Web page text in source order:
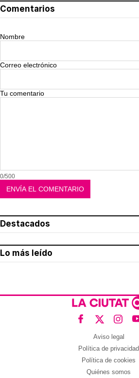
Comentarios
Nombre
Correo electrónico
Tu comentario
0/500
Destacados
Lo más leído
Aviso legal
Política de privacidad
Política de cookies
Quiénes somos